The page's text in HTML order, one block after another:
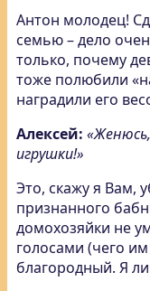
Антон молодец!
семью – дело
только, почему
тоже полюбили
наградили его
Алексей:
игрушки!»
Это, скажу я Вам,
признанного
домохозяйки не
голосами (чего
благородный. Я